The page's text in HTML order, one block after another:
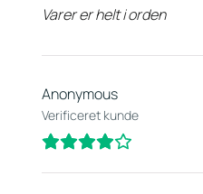
Varer er helt i orden
Anonymous
Verificeret kunde